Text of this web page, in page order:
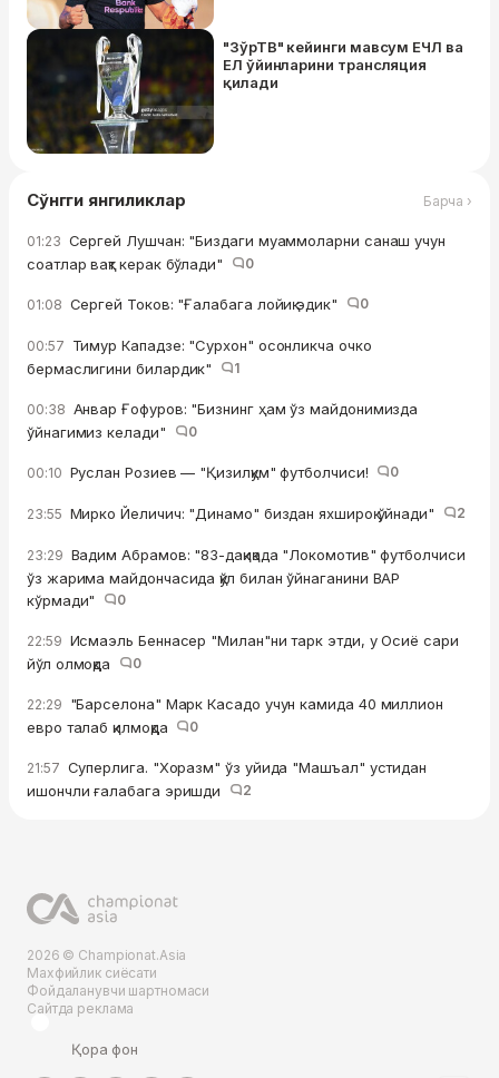
"ЗўрТВ" кейинги мавсум ЕЧЛ ва
ЕЛ ўйинларини трансляция
қилади
Сўнгги янгиликлар Барча ›
01:23 Сергей Лушчан: "Биздаги муаммоларни санаш учун
соатлар вақт керак бўлади"
0
01:08 Сергей Токов: "Ғалабага лойиқ эдик" 0
00:57 Тимур Кападзе: "Сурхон" осонликча очко
бермаслигини билардик"
1
00:38 Анвар Ғофуров: "Бизнинг ҳам ўз майдонимизда
ўйнагимиз келади"
0
00:10 Руслан Розиев — "Қизилқум" футболчиси! 0
23:55 Мирко Йеличич: "Динамо" биздан яхшироқ ўйнади" 2
23:29 Вадим Абрамов: "83-дақиқада "Локомотив" футболчиси
ўз жарима майдончасида қўл билан ўйнаганини ВАР
кўрмади"
0
22:59 Исмаэль Беннасер "Милан"ни тарк этди, у Осиё сари
йўл олмоқда
0
22:29 "Барселона" Марк Касадо учун камида 40 миллион
евро талаб қилмоқда
0
21:57 Суперлига. "Хоразм" ўз уйида "Машъал" устидан
ишончли ғалабага эришди
2
2026 © Championat.Asia
Махфийлик сиёсати
Фойдаланувчи шартномаси
Сайтда реклама
Қора фон